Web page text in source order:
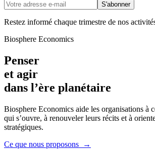
S'abonner
Restez informé chaque trimestre de nos
Biosphere Economics
Penser
et agir
dans l’ère planétaire
Biosphere Economics aide les organisations à
qui s’ouvre, à renouveler leurs récits et à
stratégiques.
Ce que nous proposons →